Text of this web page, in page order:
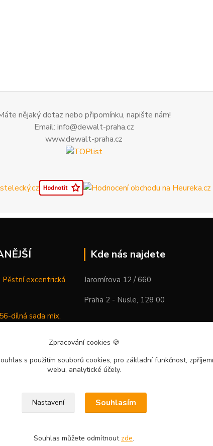
nějaký dotaz nebo připomínku, napište nám!
Email: info@dewalt-praha.cz
www.dewalt-praha.cz
excentrická
dílná sada mix,
samostatný stroj
Kde nás najdete
Jaromírova 12 / 660
Praha 2 - Nusle, 128 00
Zpracování cookies 🍪
s použitím souborů cookies, pro základní funkčnost,
webu, analytické účely.
Nastavení Souhlasím
Souhlas můžete odmítnout zde.